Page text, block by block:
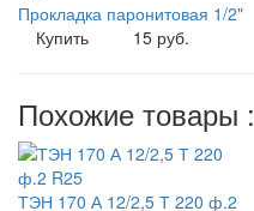
Прокладка паронитовая 1/2"
Купить
15 руб.
Похожие товары :
ТЭН 170 А 12/2,5 Т 220 ф.2